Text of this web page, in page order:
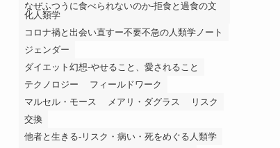
なぜふつうに食べられないのか-拒食と過食の文
化人類学
コロナ禍と出会い直すー不要不急の人類学ノート
ジェンダー
ダイエット幻想-やせること、愛されること
テクノロジー
フィールドワーク
マルセル・モース
メアリ・ダグラス
リスク
交換
他者と生きる-リスク・病い・死をめぐる人類学